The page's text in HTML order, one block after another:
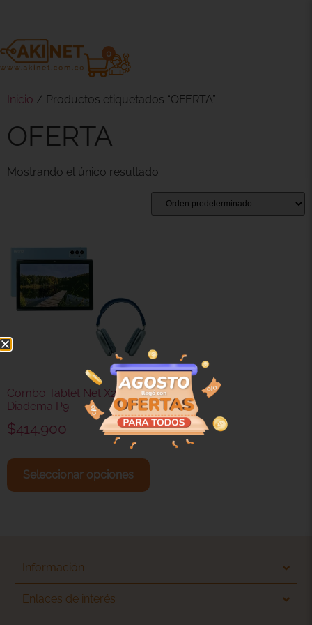
0
Inicio / Productos etiquetados “OFERTA”
OFERTA
Mostrando el único resultado
Combo Tablet Net X2 Con
Diadema P9
$414.900
Seleccionar opciones
Información
Enlaces de interés